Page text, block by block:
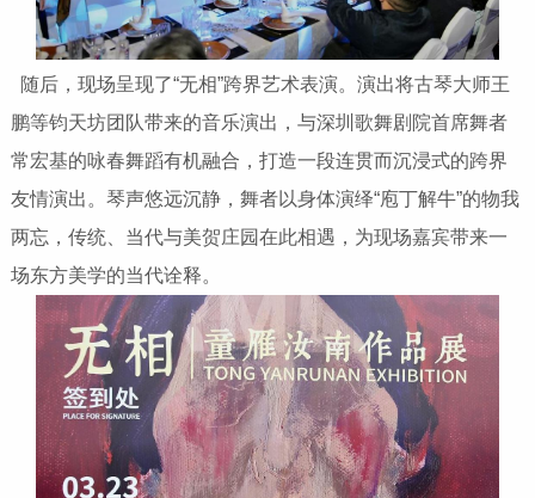
随后，现场呈现了“无相”跨界艺术表演。演出将古琴大师王
鹏等钧天坊团队带来的音乐演出，与深圳歌舞剧院首席舞者
常宏基的咏春舞蹈有机融合，打造一段连贯而沉浸式的跨界
友情演出。琴声悠远沉静，舞者以身体演绎“庖丁解牛”的物我
两忘，传统、当代与美贺庄园在此相遇，为现场嘉宾带来一
场东方美学的当代诠释。